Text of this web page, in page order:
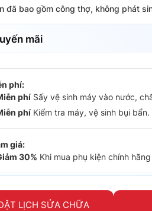
đã bao gồm công thợ, không phát
mãi
phí:
phíSấy vệ sinh máy vào nước,
phíKiểm tra máy, vệ sinh bụi bẩn.
giá:
30% Khi mua phụ kiện chính
LỊCH SỬA CHỮA